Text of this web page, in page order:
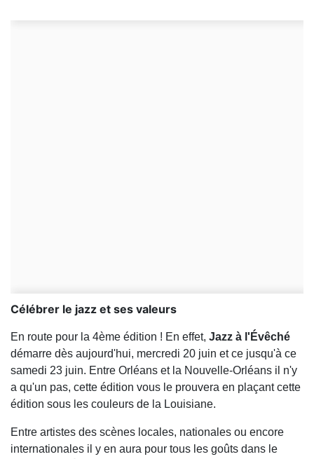
Célébrer le jazz et ses valeurs
En route pour la 4ème édition ! En effet, Jazz à l'Évêché
démarre dès aujourd'hui, mercredi 20 juin et ce jusqu'à ce
samedi 23 juin. Entre Orléans et la Nouvelle-Orléans il n'y
a qu'un pas, cette édition vous le prouvera en plaçant cette
édition sous les couleurs de la Louisiane.
Entre artistes des scènes locales, nationales ou encore
internationales il y en aura pour tous les goûts dans le